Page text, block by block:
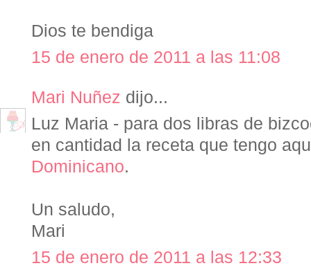
Dios te bendiga
15 de enero de 2011 a las 11:08
Mari Nuñez dijo...
Luz Maria - para dos libras de
en cantidad la receta que tengo
Dominicano.
Un saludo,
Mari
15 de enero de 2011 a las 12:33